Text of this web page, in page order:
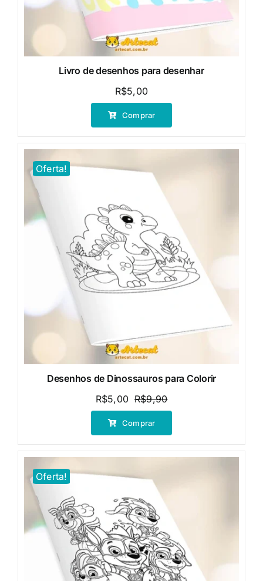
Livro de desenhos para desenhar
R$5,00
Comprar
Oferta!
Desenhos de Dinossauros para Colorir
R$9,90O
preço
era:
R$5,00
O
preço
é:
Comprar
Oferta!